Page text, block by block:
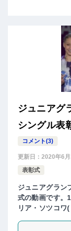
ジュニア
シングル
コメント(3)
更新日： 2020年6月
表彰式
ジュニアグラン
式の動画です。
リア・ソツコワ